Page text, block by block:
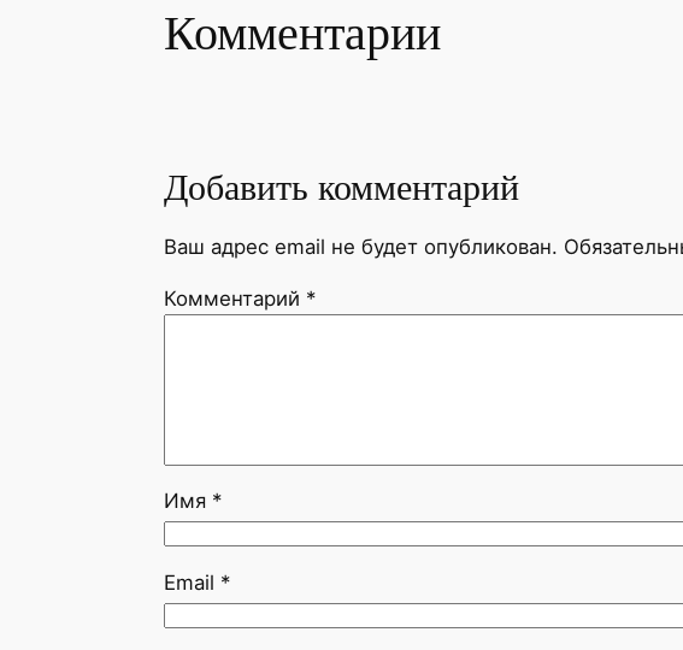
Комментарии
Добавить комментарий
Ваш адрес email не будет опубликован.
Комментарий *
Имя *
Email *